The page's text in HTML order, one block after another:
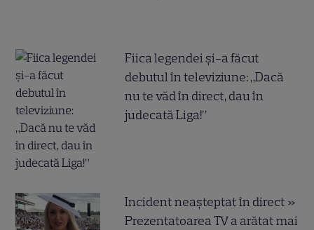
Fiica legendei și-a făcut
debutul în televiziune: „Dacă
nu te văd în direct, dau în
judecată Liga!”
Incident neașteptat în direct »
Prezentatoarea TV a arătat mai